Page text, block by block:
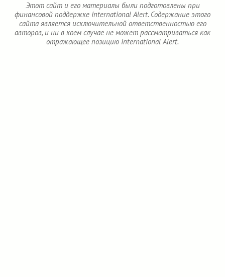
Этот сайт и его материалы были подготовлены при
финансовой поддержке International Alert. Содержание этого
сайта является исключительной ответственностью его
авторов, и ни в коем случае не может рассматриваться как
отражающее позицию International Alert.